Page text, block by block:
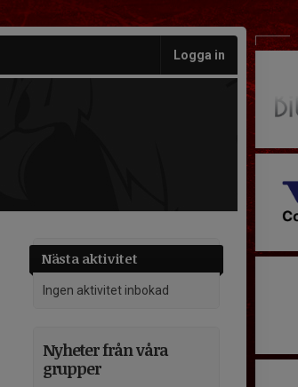
Logga in
Nästa aktivitet
Ingen aktivitet inbokad
Nyheter från våra
grupper